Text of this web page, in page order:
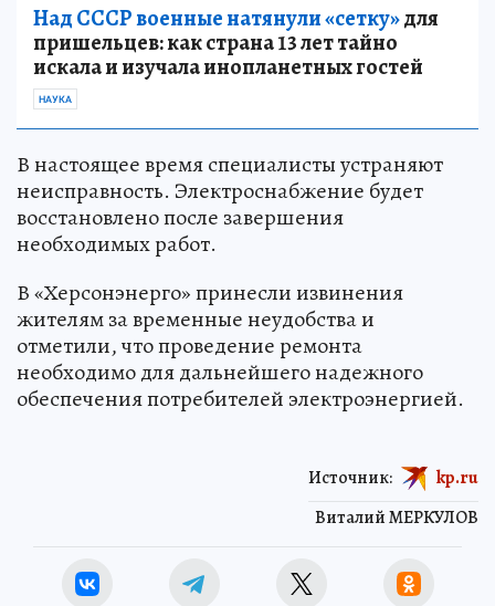
Над СССР военные натянули «сетку»для
пришельцев: как страна 13 лет тайно
искала и изучала инопланетных гостей
НАУКА
В настоящее время специалисты устраняют
неисправность. Электроснабжение будет
восстановлено после завершения
необходимых работ.
В «Херсонэнерго» принесли извинения
жителям за временные неудобства и
отметили, что проведение ремонта
необходимо для дальнейшего надежного
обеспечения потребителей электроэнергией.
Виталий МЕРКУЛОВ
Источник: kp.ru